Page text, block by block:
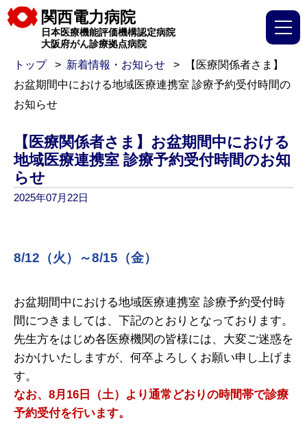
関西電力病院
日本医療機能評価機構認定病院
大阪府がん診療拠点病院
トップ 新着情報・お知らせ
【医療関係者さま】
お盆期間中における地域医療連携室 診療予約受付時間の
お知らせ
【医療関係者さま】お盆期間中における
地域医療連携室 診療予約受付時間のお知
らせ
2025年07月22日
8/12（火）～8/15（金）
お盆期間中における地域医療連携室 診療予約受付時
間につきましては、下記のとおりとなっております。
先生方をはじめ各医療機関の皆様には、大変ご迷惑を
おかけいたしますが、何卒よろしくお願い申し上げま
す。
なお、8月16日（土）より通常どおりの時間帯で診療
予約受付を行います。